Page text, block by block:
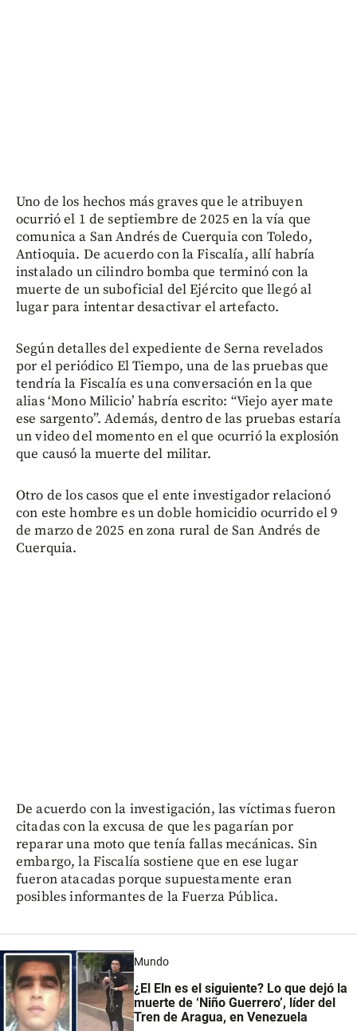
Uno de los hechos más graves que le atribuyen
ocurrió el 1 de septiembre de 2025 en la vía que
comunica a San Andrés de Cuerquia con Toledo,
Antioquia. De acuerdo con la Fiscalía, allí habría
instalado un cilindro bomba que terminó con la
muerte de un suboficial del Ejército que llegó al
lugar para intentar desactivar el artefacto.
Según detalles del expediente de Serna revelados
por el periódico El Tiempo, una de las pruebas que
tendría la Fiscalía es una conversación en la que
alias ‘Mono Milicio’ habría escrito: “Viejo ayer mate
ese sargento”. Además, dentro de las pruebas estaría
un video del momento en el que ocurrió la explosión
que causó la muerte del militar.
Otro de los casos que el ente investigador relacionó
con este hombre es un doble homicidio ocurrido el 9
de marzo de 2025 en zona rural de San Andrés de
Cuerquia.
De acuerdo con la investigación, las víctimas fueron
citadas con la excusa de que les pagarían por
reparar una moto que tenía fallas mecánicas. Sin
embargo, la Fiscalía sostiene que en ese lugar
fueron atacadas porque supuestamente eran
posibles informantes de la Fuerza Pública.
Mundo
¿El Eln es el siguiente? Lo que dejó la
muerte de ‘Niño Guerrero’, líder del
Tren de Aragua, en Venezuela